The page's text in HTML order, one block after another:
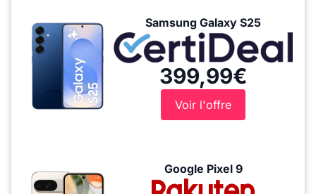
Samsung Galaxy S25
399,99€
Voir l'offre
Google Pixel 9